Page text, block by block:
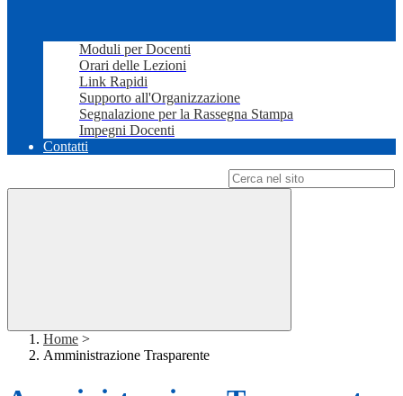
Moduli per Docenti
Orari delle Lezioni
Link Rapidi
Supporto all'Organizzazione
Segnalazione per la Rassegna Stampa
Impegni Docenti
Contatti
Home >
Amministrazione Trasparente